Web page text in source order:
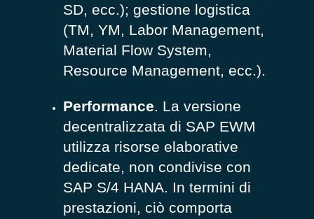
SD, ecc.); gestione logistica
(TM, YM, Labor Management,
Material Flow System,
Resource Management, ecc.).
Performance. La versione
decentralizzata di SAP EWM
utilizza risorse elaborative
dedicate, non condivise con
SAP S/4 HANA. In termini di
prestazioni, ciò comporta